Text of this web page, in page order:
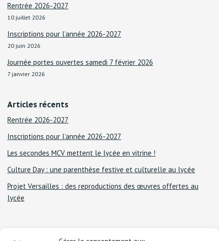
Rentrée 2026-2027
10 juillet 2026
Inscriptions pour l’année 2026-2027
20 juin 2026
Journée portes ouvertes samedi 7 février 2026
7 janvier 2026
Articles récents
Rentrée 2026-2027
Inscriptions pour l’année 2026-2027
Les secondes MCV mettent le lycée en vitrine !
Culture Day : une parenthèse festive et culturelle au lycée
Projet Versailles : des reproductions des œuvres offertes au
lycée